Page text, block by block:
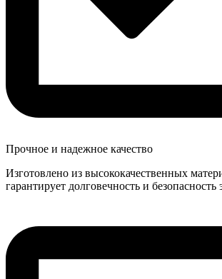
Прочное и надежное качество
Изготовлено из высококачественных
гарантирует долговечность и безопасность